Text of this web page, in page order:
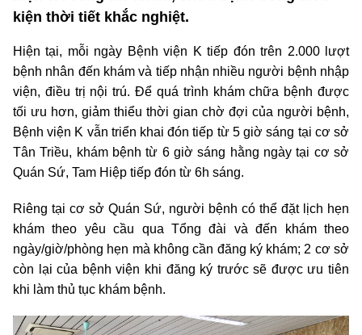
kiện thời tiết khắc nghiệt.
Hiện tại, mỗi ngày Bệnh viện K tiếp đón trên 2.000 lượt
bệnh nhân đến khám và tiếp nhận nhiều người bệnh nhập
viện, điều trị nội trú. Để quá trình khám chữa bệnh được
tối ưu hơn, giảm thiểu thời gian chờ đợi của người bệnh,
Bệnh viện K vẫn triển khai đón tiếp từ 5 giờ sáng tại cơ sở
Tân Triều, khám bệnh từ 6 giờ sáng hằng ngày tại cơ sở
Quán Sứ, Tam Hiệp tiếp đón từ 6h sáng.
Riêng tại cơ sở Quán Sứ, người bệnh có thể đặt lịch hẹn
khám theo yêu cầu qua Tổng đài và đến khám theo
ngày/giờ/phòng hẹn mà không cần đăng ký khám; 2 cơ sở
còn lại của bệnh viện khi đăng ký trước sẽ được ưu tiên
khi làm thủ tục khám bệnh.